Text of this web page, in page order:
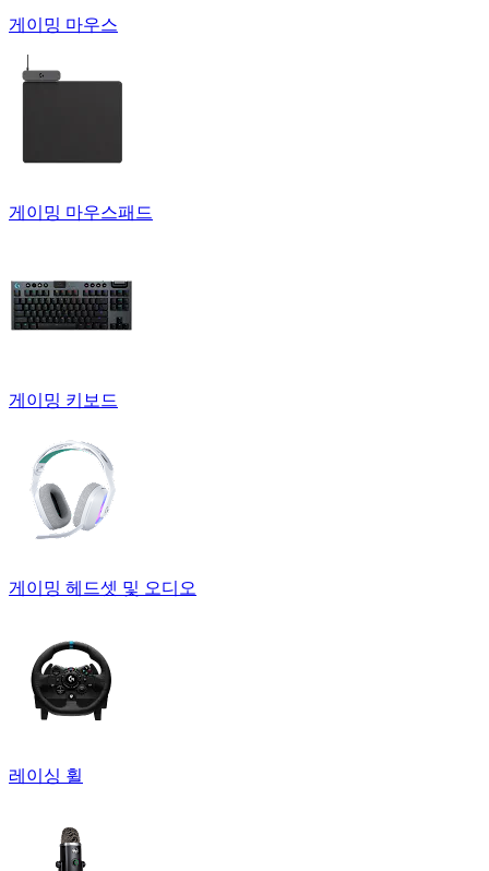
게이밍 마우스
게이밍 마우스패드
게이밍 키보드
게이밍 헤드셋 및 오디오
레이싱 휠